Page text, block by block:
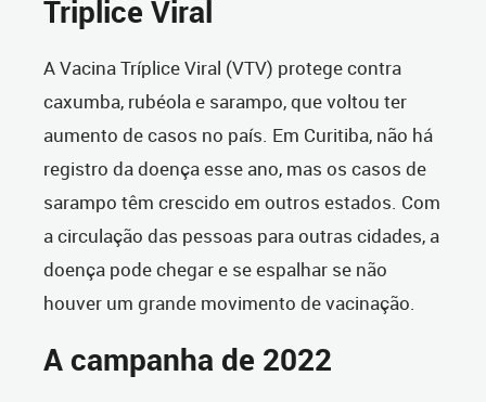
Triplice Viral
A Vacina Tríplice Viral (VTV) protege contra
caxumba, rubéola e sarampo, que voltou ter
aumento de casos no país. Em Curitiba, não há
registro da doença esse ano, mas os casos de
sarampo têm crescido em outros estados. Com
a circulação das pessoas para outras cidades, a
doença pode chegar e se espalhar se não
houver um grande movimento de vacinação.
A campanha de 2022